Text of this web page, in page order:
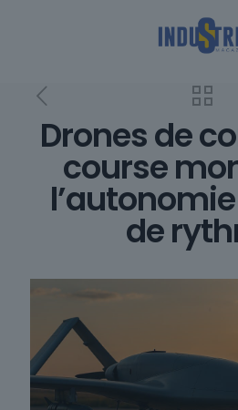
Drones de
course
de